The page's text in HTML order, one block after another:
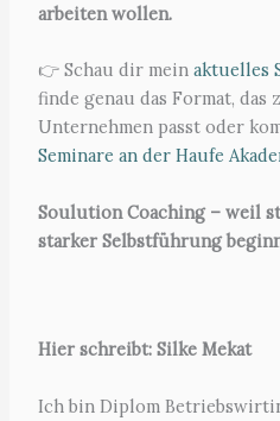
arbeiten wollen.
👉 Schau dir mein aktuelles
finde genau das Format,
Unternehmen passt oder
Seminare an der Haufe
Soulution Coaching – weil
starker Selbstführung
Hier schreibt: Silke Mekat
Ich bin Diplom